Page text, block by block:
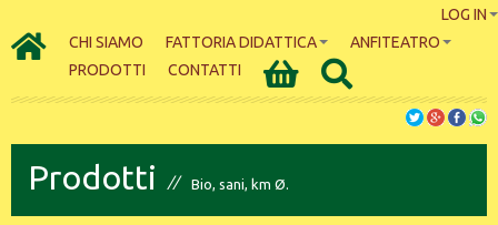
LOG IN
CHI SIAMO
FATTORIA DIDATTICA
ANFITEATRO
PRODOTTI
CONTATTI
Prodotti Bio, sani, km Ø.